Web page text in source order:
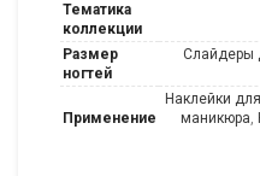
Тематика
коллекции
Размер
ногтей
Слайдеры
Применение
Наклейки
маникюра,